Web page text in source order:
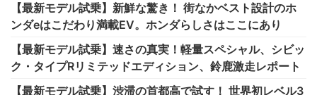
【最新モデル試乗】新鮮な驚き！ 街なかベスト設計のホ
ンダeはこだわり満載EV。ホンダらしさはここにあり
【最新モデル試乗】速さの真実！軽量スペシャル、シビッ
ク・タイプRリミテッドエディション、鈴鹿激走レポート
【最新モデル試乗】渋滞の首都高で試す！ 世界初レベル3